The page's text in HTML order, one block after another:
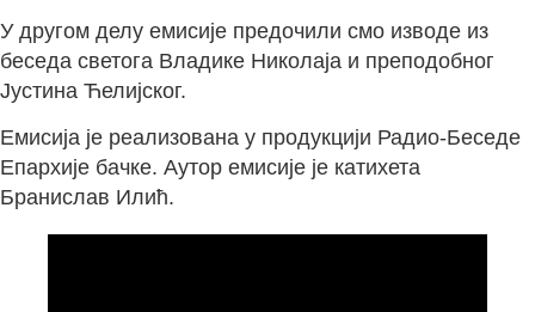
У другом делу емисије предочили смо изводе из
беседа светога Владике Николаја и преподобног
Јустина Ћелијског.
Емисија је реализована у продукцији Радио-Беседе
Епархије бачке. Аутор емисије је катихета
Бранислав Илић.